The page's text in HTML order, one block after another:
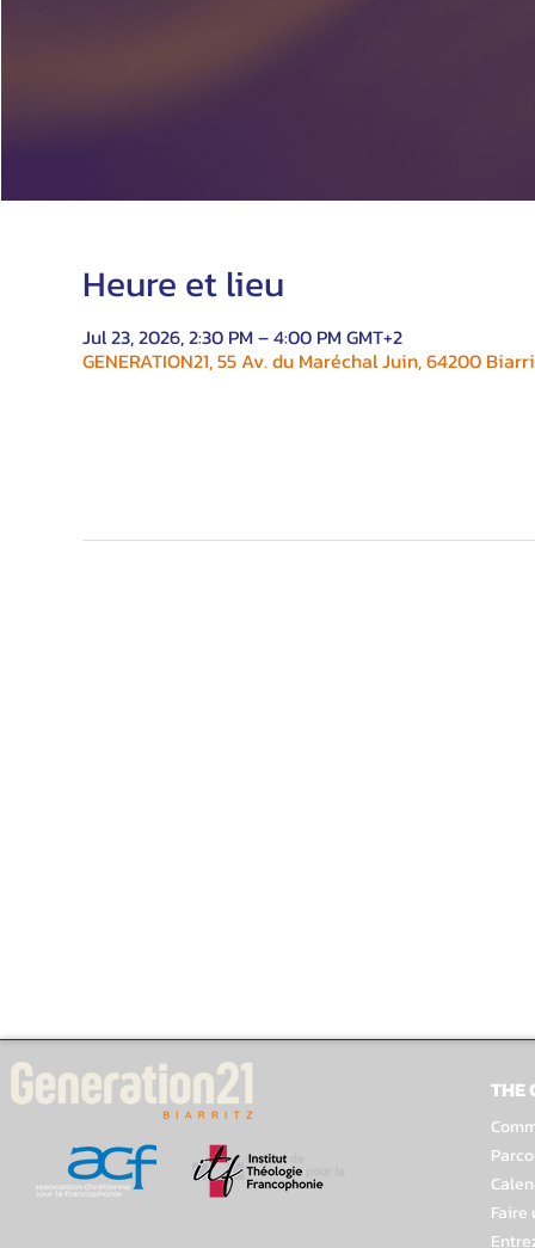
Heure et lieu
Jul 23, 2026, 2:30 PM – 4:00 PM GMT+2
GENERATION21, 55 Av. du Maréchal Juin, 64200
THE
Faire